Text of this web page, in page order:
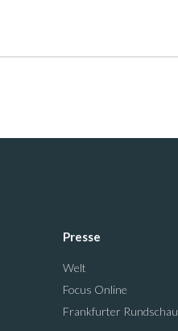
Presse
Welt
Focus Online
Frankfurter Rundschau